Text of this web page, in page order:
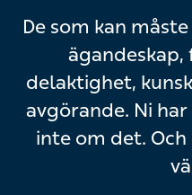
De som kan
ägandeskap,
delaktighet,
avgörande. Ni
inte om det.